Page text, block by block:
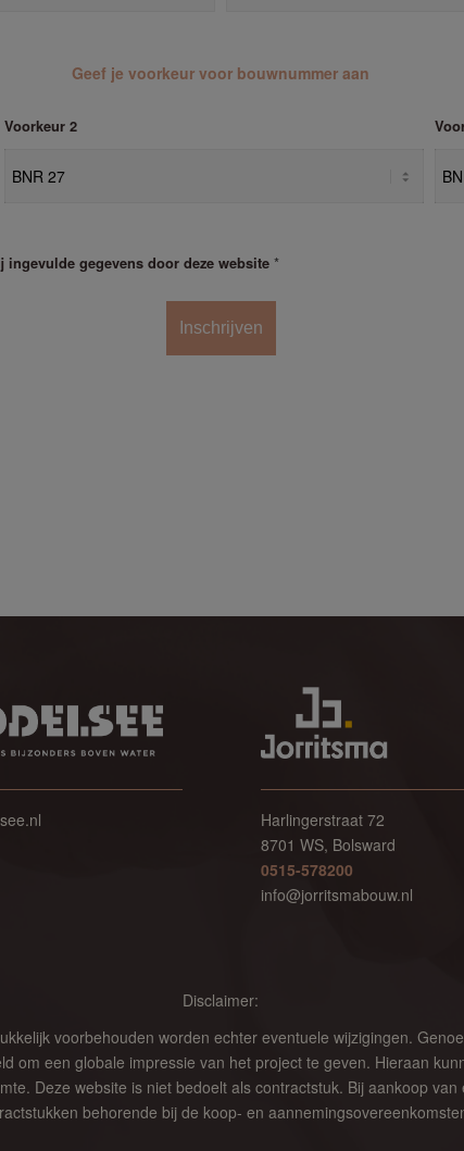
Geef je voorkeur voor bouwnummer aan
Voorkeur 2
gegevens door deze website *
Harlingerstraat 72
8701 WS, Bolsward
0515-578200
info@jorritsmabouw.nl
Disclaimer:
voorbehouden worden echter eventuele wijzigingen.
om een globale impressie van het project te geven. Hieraan
Deze website is niet bedoelt als contractstuk. Bij aankoop
behorende bij de koop- en